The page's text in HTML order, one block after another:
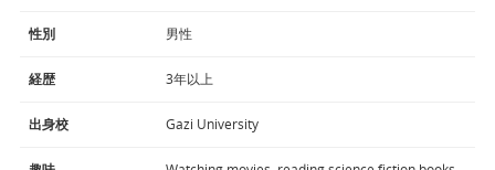
性別 男性
経歴 3年以上
出身校 Gazi University